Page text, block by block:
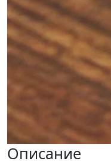
Описание